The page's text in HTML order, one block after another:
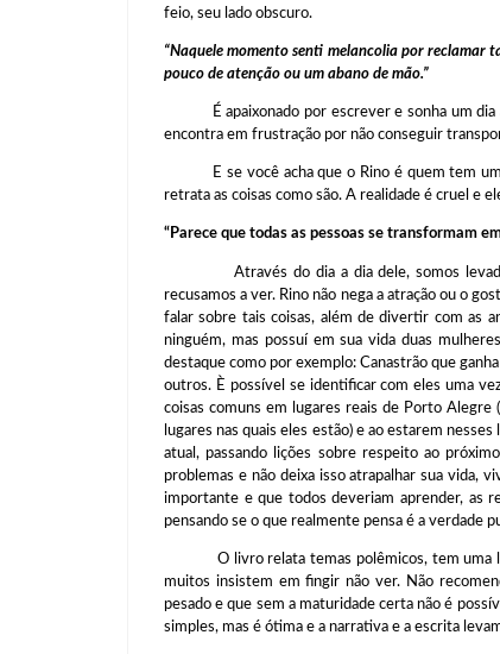
feio, seu lado obscuro.
“Naquele momento senti melancolia por reclamar
pouco de atenção ou um abano de mão.”
É apaixonado por escrever e sonha um dia
encontra em frustração por não conseguir
E se você acha que o Rino é quem tem uma
retrata as coisas como são. A realidade é cruel e
“Parece que todas as pessoas se transformam
Através do dia a dia dele, somos levados
recusamos a ver. Rino não nega a atração ou o
falar sobre tais coisas, além de divertir com as
ninguém, mas possuí em sua vida duas
destaque como por exemplo: Canastrão que
outros. È possível se identificar com eles uma
coisas comuns em lugares reais de Porto Alegre
lugares nas quais eles estão) e ao estarem
atual, passando lições sobre respeito ao
problemas e não deixa isso atrapalhar sua vida,
importante e que todos deveriam aprender, as
pensando se o que realmente pensa é a verdade
O livro relata temas polêmicos, tem uma
muitos insistem em fingir não ver. Não
pesado e que sem a maturidade certa não é
simples, mas é ótima e a narrativa e a escrita